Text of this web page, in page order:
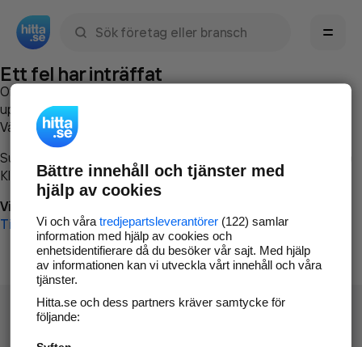
Ett fel har inträffat
Om du vill kan du
uppstod så att vi lättare och snabbare kan avhjälpa det.
Vänligen försök med följande:
Surfa till
Klicka påTillbaka-knappen i webbläsaren och försök igen
Vi beklagar besväret!
Till startsidan
Bättre innehåll och tjänster med
hjälp av cookies
Vi och våra tredjepartsleverantörer(122) samlar
information med hjälp av cookies och
enhetsidentifierare då du besöker vår sajt. Med hjälp
av informationen kan vi utveckla vårt innehåll och våra
tjänster.
Hitta.se och dess partners kräver samtycke för
följande: